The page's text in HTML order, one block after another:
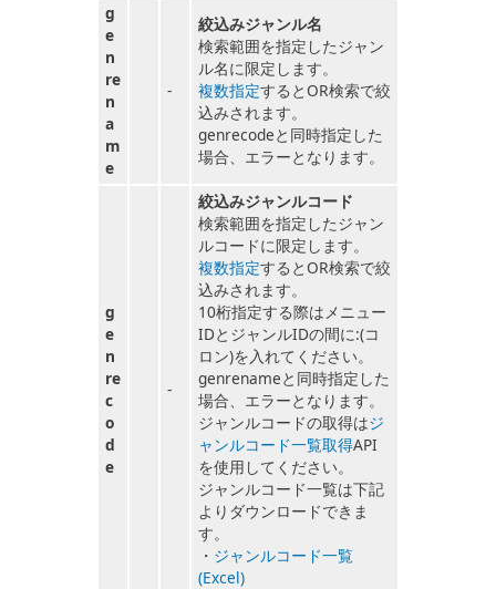
g
e
n
re
n
a
m
e
-
絞込みジャンル名
検索範囲を指定したジャン
ル名に限定します。
複数指定するとOR検索で絞
込みされます。
genrecodeと同時指定した
場合、エラーとなります。
g
e
n
re
c
o
d
e
-
絞込みジャンルコード
検索範囲を指定したジャン
ルコードに限定します。
複数指定するとOR検索で絞
込みされます。
10桁指定する際はメニュー
IDとジャンルIDの間に:(コ
ロン)を入れてください。
genrenameと同時指定した
場合、エラーとなります。
ジャンルコードの取得はジ
ャンルコード一覧取得API
を使用してください。
ジャンルコード一覧は下記
よりダウンロードできま
す。
・ ジャンルコード一覧
(Excel)